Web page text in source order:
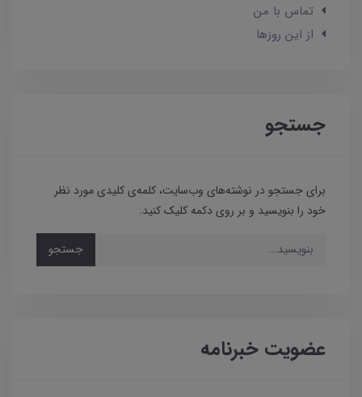
تماس با من
از این روزها
جستجو
برای جستجو در نوشته‌های وب‌سایت، کلمه‌ی کلیدی مورد نظر
خود را بنویسید و بر روی دکمه کلیک کنید.
جستجو
عضویت خبرنامه